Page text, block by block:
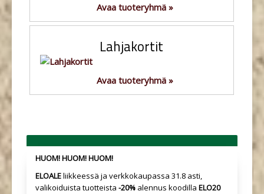
Avaa tuoteryhmä »
Lahjakortit
Avaa tuoteryhmä »
HUOM! HUOM! HUOM!
ELOALEliikkeessä ja verkkokaupassa 31.8 asti,
valikoiduista tuotteista -20% alennus koodilla ELO20